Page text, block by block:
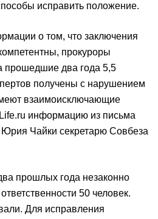
исправить положение.
о том, что заключения
прокуроры
прошедшие два года 5,5
получены с нарушением
взаимоисключающие
информацию из письма
Чайки секретарю Совбеза
прошлых года незаконно
50 человек.
Для исправления